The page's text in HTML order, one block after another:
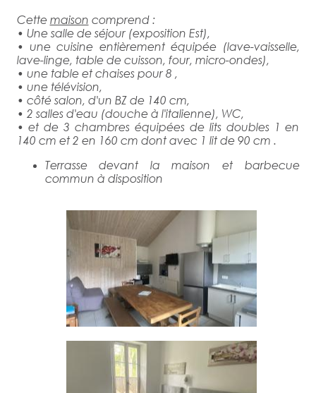
Cette maison comprend :
• Une salle de séjour (exposition Est),
• une cuisine entièrement équipée (lave-vaisselle,
lave-linge, table de cuisson, four, micro-ondes),
• une table et chaises pour 8 ,
• une télévision,
• côté salon, d'un BZ de 140 cm,
• 2 salles d'eau (douche à l'italienne), WC,
• et de 3 chambres équipées de lits doubles 1 en
140 cm et 2 en 160 cm dont avec 1 lit de 90 cm .
Terrasse devant la maison et barbecue
commun à disposition